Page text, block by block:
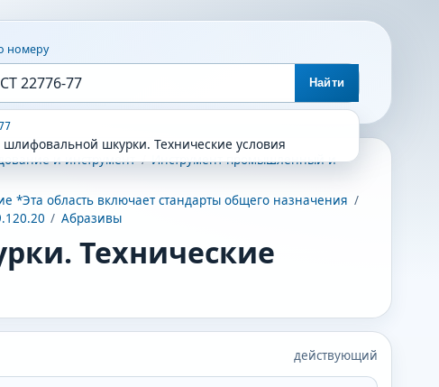
номеру
Найти
шкурки. Технические условия
и инструмент / Инструмент промышленный и
*Эта область включает стандарты общего назначения /
/ Абразивы
Технические
действующий